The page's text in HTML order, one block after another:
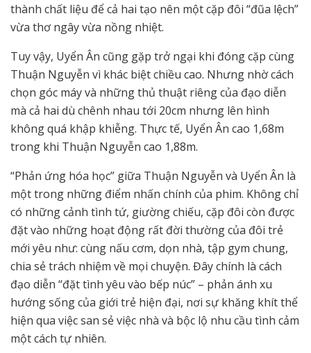
thành chất liệu để cả hai tạo nên một cặp đôi “đũa lệch”
vừa thơ ngây vừa nồng nhiệt.
Tuy vậy, Uyển Ân cũng gặp trở ngại khi đóng cặp cùng
Thuận Nguyễn vì khác biệt chiều cao. Nhưng nhờ cách
chọn góc máy và những thủ thuật riêng của đạo diễn
mà cả hai dù chênh nhau tới 20cm nhưng lên hình
không quá khập khiễng. Thực tế, Uyển Ân cao 1,68m
trong khi Thuận Nguyễn cao 1,88m.
“Phản ứng hóa học” giữa Thuận Nguyễn và Uyển Ân là
một trong những điểm nhấn chính của phim. Không chỉ
có những cảnh tình tứ, giường chiếu, cặp đôi còn được
đặt vào những hoạt động rất đời thường của đôi trẻ
mới yêu như: cùng nấu cơm, dọn nhà, tập gym chung,
chia sẻ trách nhiệm về mọi chuyện. Đây chính là cách
đạo diễn “đặt tình yêu vào bếp núc” – phản ánh xu
hướng sống của giới trẻ hiện đại, nơi sự khăng khít thể
hiện qua việc san sẻ việc nhà và bộc lộ nhu cầu tình cảm
một cách tự nhiên.